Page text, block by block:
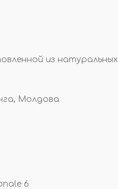
из натуральных
Молдова
6